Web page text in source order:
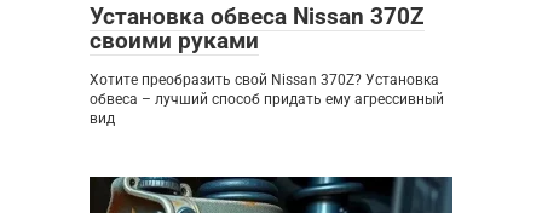
Установка обвеса Nissan 370Z
своими руками
Хотите преобразить свой Nissan 370Z? Установка
обвеса – лучший способ придать ему агрессивный
вид